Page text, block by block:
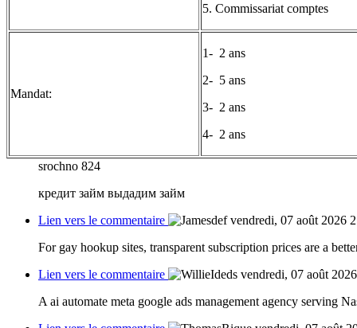
5. Commissariat comptes
Mandat:
1- 2 ans
2- 5 ans
3- 2 ans
4- 2 ans
srochno 824
кредит займ выдадим займ
Lien vers le commentaire
vendredi, 07 août 2026
For gay hookup sites, transparent subscription prices are a
Lien vers le commentaire
vendredi, 07 août
A ai automate meta google ads management agency serving